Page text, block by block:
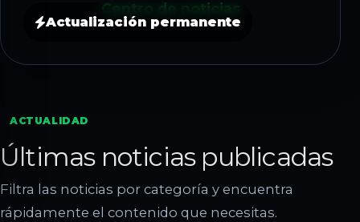
Centro de noticias
Actualización permanente
ACTUALIDAD
Últimas noticias publicadas
Filtra las noticias por categoría y encuentra
rápidamente el contenido que necesitas.